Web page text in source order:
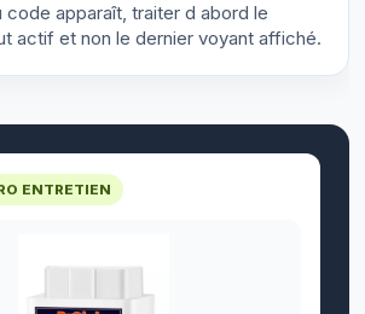
code apparaît, traiter d abord le
actif et non le dernier voyant affiché.
ENTRETIEN